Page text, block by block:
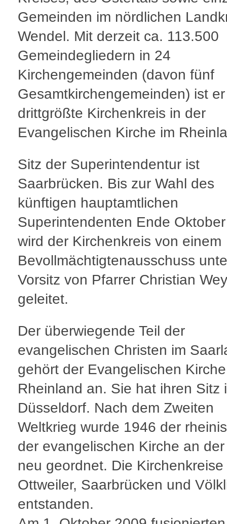
Gemeinden im nördlichen
Wendel. Mit derzeit ca. 113.500
Gemeindegliedern in 24
Kirchengemeinden (davon fünf
Gesamtkirchengemeinden) ist
drittgrößte Kirchenkreis in der
Evangelischen Kirche im
Sitz der Superintendentur ist
Saarbrücken. Bis zur Wahl des
künftigen hauptamtlichen
Superintendenten Ende
wird der Kirchenkreis von einem
Bevollmächtigtenausschuss
Vorsitz von Pfarrer Christian
geleitet.
Der überwiegende Teil der
evangelischen Christen im
gehört der Evangelischen
Rheinland an. Sie hat ihren Sitz
Düsseldorf. Nach dem Zweiten
Weltkrieg wurde 1946 der
der evangelischen Kirche an
neu geordnet. Die Kirchenkreise
Ottweiler, Saarbrücken und
entstanden.